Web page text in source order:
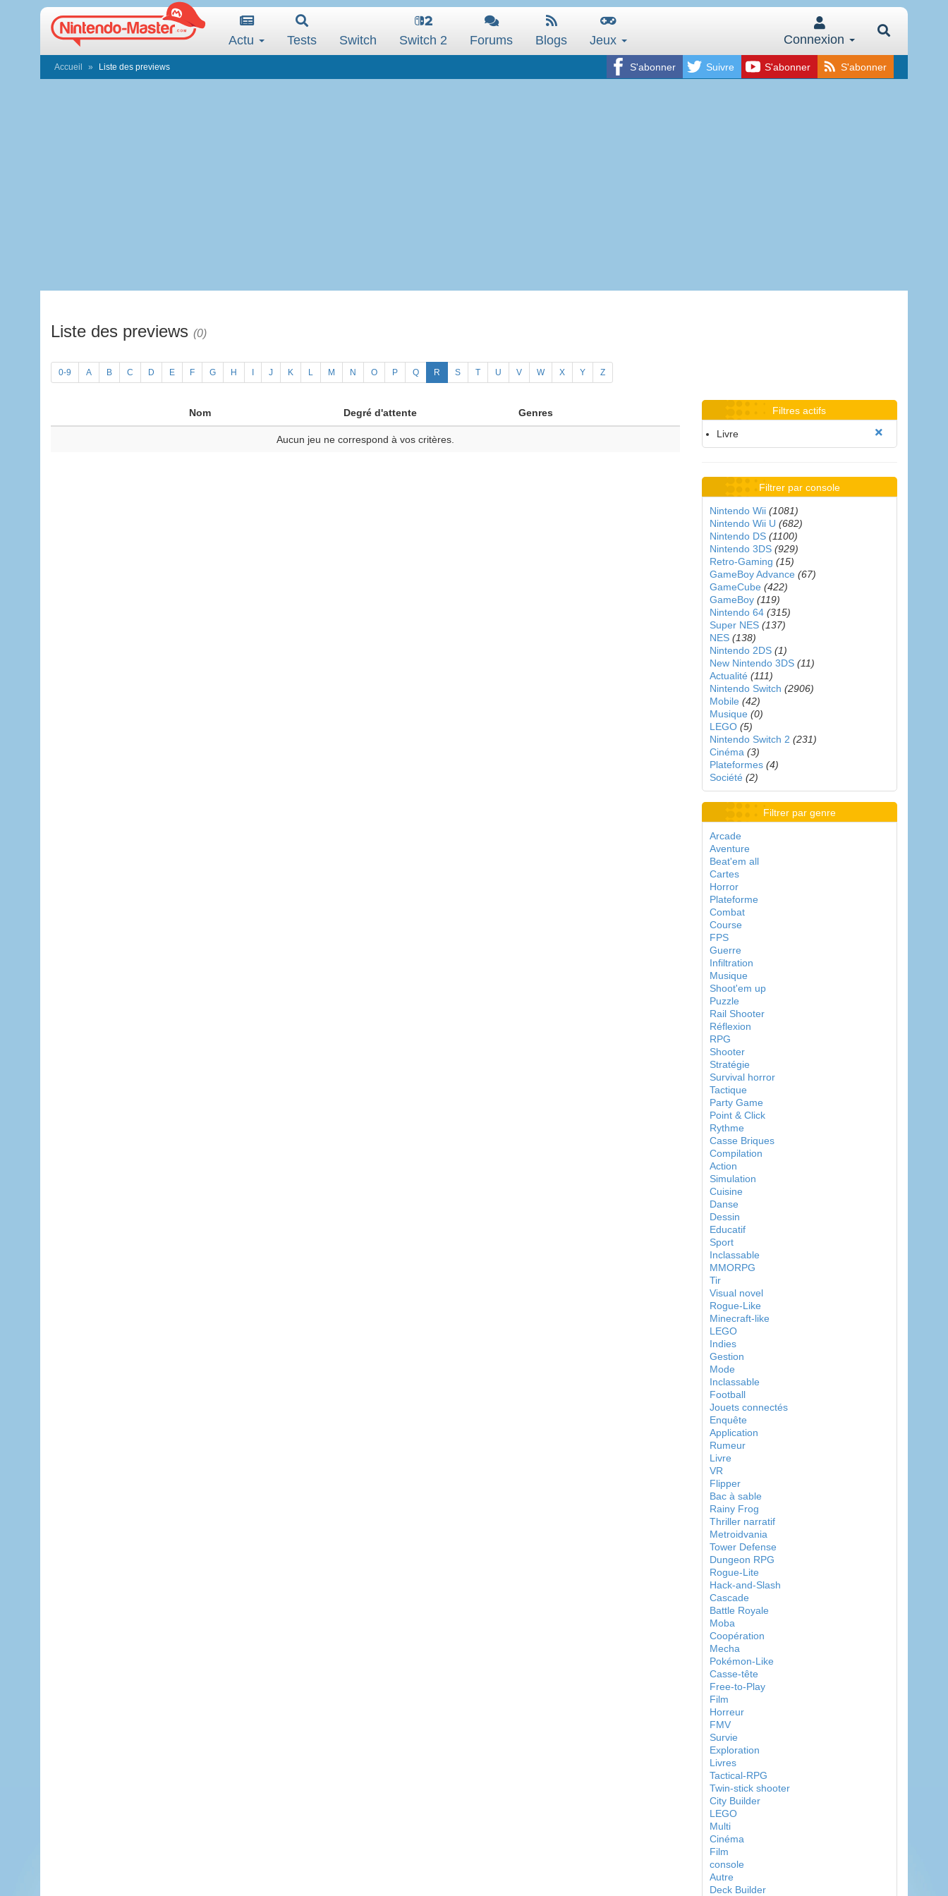
Actu Tests Switch Switch 2 Forums Blogs Jeux Connexion
S'abonner Suivre S'abonner S'abonner
Accueil Liste des previews
Liste des previews (0)
0-9 A B C D E F G H J K L M N O P Q R S T U V W X Y Z
Nom Degré d'attente Genres
Aucun jeu ne correspond à vos critères.
Filtres actifs
Livre
Filtrer par console
Nintendo Wii (1081)
Nintendo Wii U (682)
Nintendo DS (1100)
Nintendo 3DS (929)
Retro-Gaming (15)
GameBoy Advance (67)
GameCube (422)
GameBoy (119)
Nintendo 64 (315)
Super NES (137)
NES (138)
Nintendo 2DS (1)
New Nintendo 3DS (11)
Actualité (111)
Nintendo Switch (2906)
Mobile (42)
Musique (0)
LEGO (5)
Nintendo Switch 2 (231)
Cinéma (3)
Plateformes (4)
Société (2)
Filtrer par genre
Arcade
Aventure
Beat'em all
Cartes
Horror
Plateforme
Combat
Course
FPS
Guerre
Infiltration
Musique
Shoot'em up
Puzzle
Rail Shooter
Réflexion
RPG
Shooter
Stratégie
Survival horror
Tactique
Party Game
Point & Click
Rythme
Casse Briques
Compilation
Action
Simulation
Cuisine
Danse
Dessin
Educatif
Sport
Inclassable
MMORPG
Tir
Visual novel
Rogue-Like
Minecraft-like
LEGO
Indies
Gestion
Mode
Inclassable
Football
Jouets connectés
Enquête
Application
Rumeur
Livre
VR
Flipper
Bac à sable
Rainy Frog
Thriller narratif
Metroidvania
Tower Defense
Dungeon RPG
Rogue-Lite
Hack-and-Slash
Cascade
Battle Royale
Moba
Coopération
Mecha
Pokémon-Like
Casse-tête
Free-to-Play
Film
Horreur
FMV
Survie
Exploration
Livres
Tactical-RPG
Twin-stick shooter
City Builder
LEGO
Multi
Cinéma
Film
console
Autre
Deck Builder